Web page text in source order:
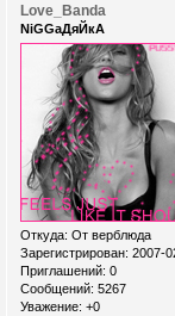
Love_Banda
NiGGaДяЙкА
Откуда: От верблюда
Зарегистрирован: 2007-
Приглашений: 0
Сообщений: 5267
Уважение: +0